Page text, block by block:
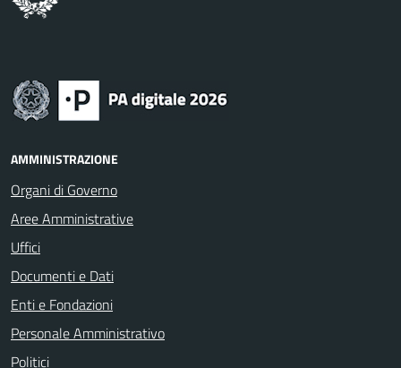
AMMINISTRAZIONE
Organi di Governo
Aree Amministrative
Uffici
Documenti e Dati
Enti e Fondazioni
Personale Amministrativo
Politici